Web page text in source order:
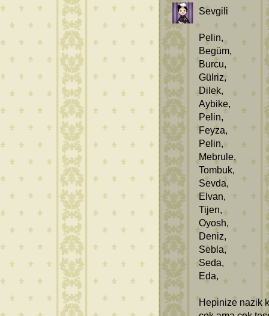
Sevgili
Pelin,
Begüm,
Burcu,
Gülriz,
Dilek,
Aybike,
Pelin,
Feyza,
Pelin,
Mebrule,
Tombuk,
Sevda,
Elvan,
Tijen,
Oyosh,
Deniz,
Sebla,
Seda,
Eda,
Hepinize nazik